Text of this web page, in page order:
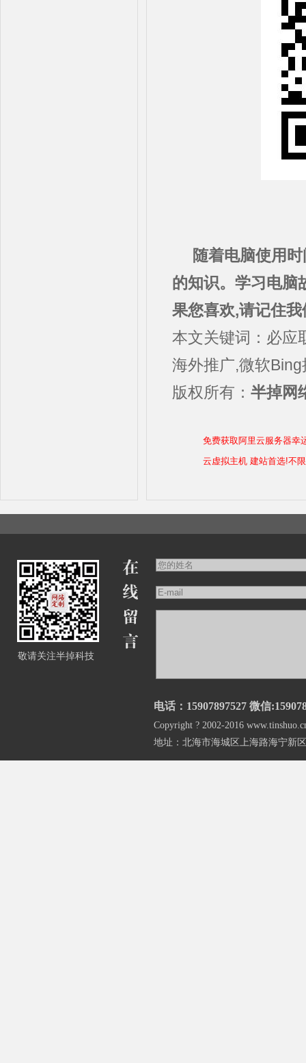
随着电脑使用
的知识。学习电脑
果您喜欢,请记住
本文关键词：必应
海外推广,微软
版权所有： 半掉网
免费获取阿里云服务器幸
云虚拟主机 建站首选!不
敬请关注半掉科技
电话：15907897527 微信
Copyright ? 2002-2016
地址：北海市海城区上海路海宁新